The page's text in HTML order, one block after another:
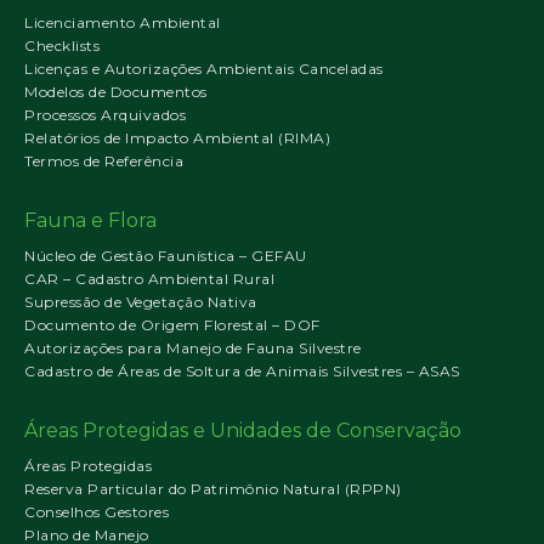
Licenciamento Ambiental
Checklists
Licenças e Autorizações Ambientais Canceladas
Modelos de Documentos
Processos Arquivados
Relatórios de Impacto Ambiental (RIMA)
Termos de Referência
Fauna e Flora
Núcleo de Gestão Faunística – GEFAU
CAR – Cadastro Ambiental Rural
Supressão de Vegetação Nativa
Documento de Origem Florestal – DOF
Autorizações para Manejo de Fauna Silvestre
Cadastro de Áreas de Soltura de Animais Silvestres – ASAS
Áreas Protegidas e Unidades de Conservação
Áreas Protegidas
Reserva Particular do Patrimônio Natural (RPPN)
Conselhos Gestores
Plano de Manejo